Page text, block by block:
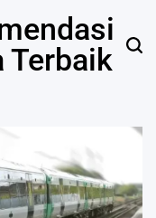
Terbaik